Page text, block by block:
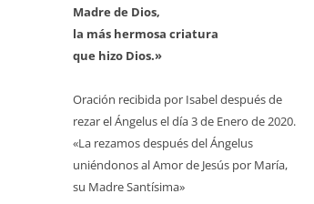
Madre de Dios,
la más hermosa criatura
que hizo Dios.»
Oración recibida por Isabel después de
rezar el Ángelus el día 3 de Enero de 2020.
«La rezamos después del Ángelus
uniéndonos al Amor de Jesús por María,
su Madre Santísima»